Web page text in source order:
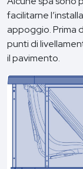
facilitarne
appoggio. Prima
punti di
il pavimento.